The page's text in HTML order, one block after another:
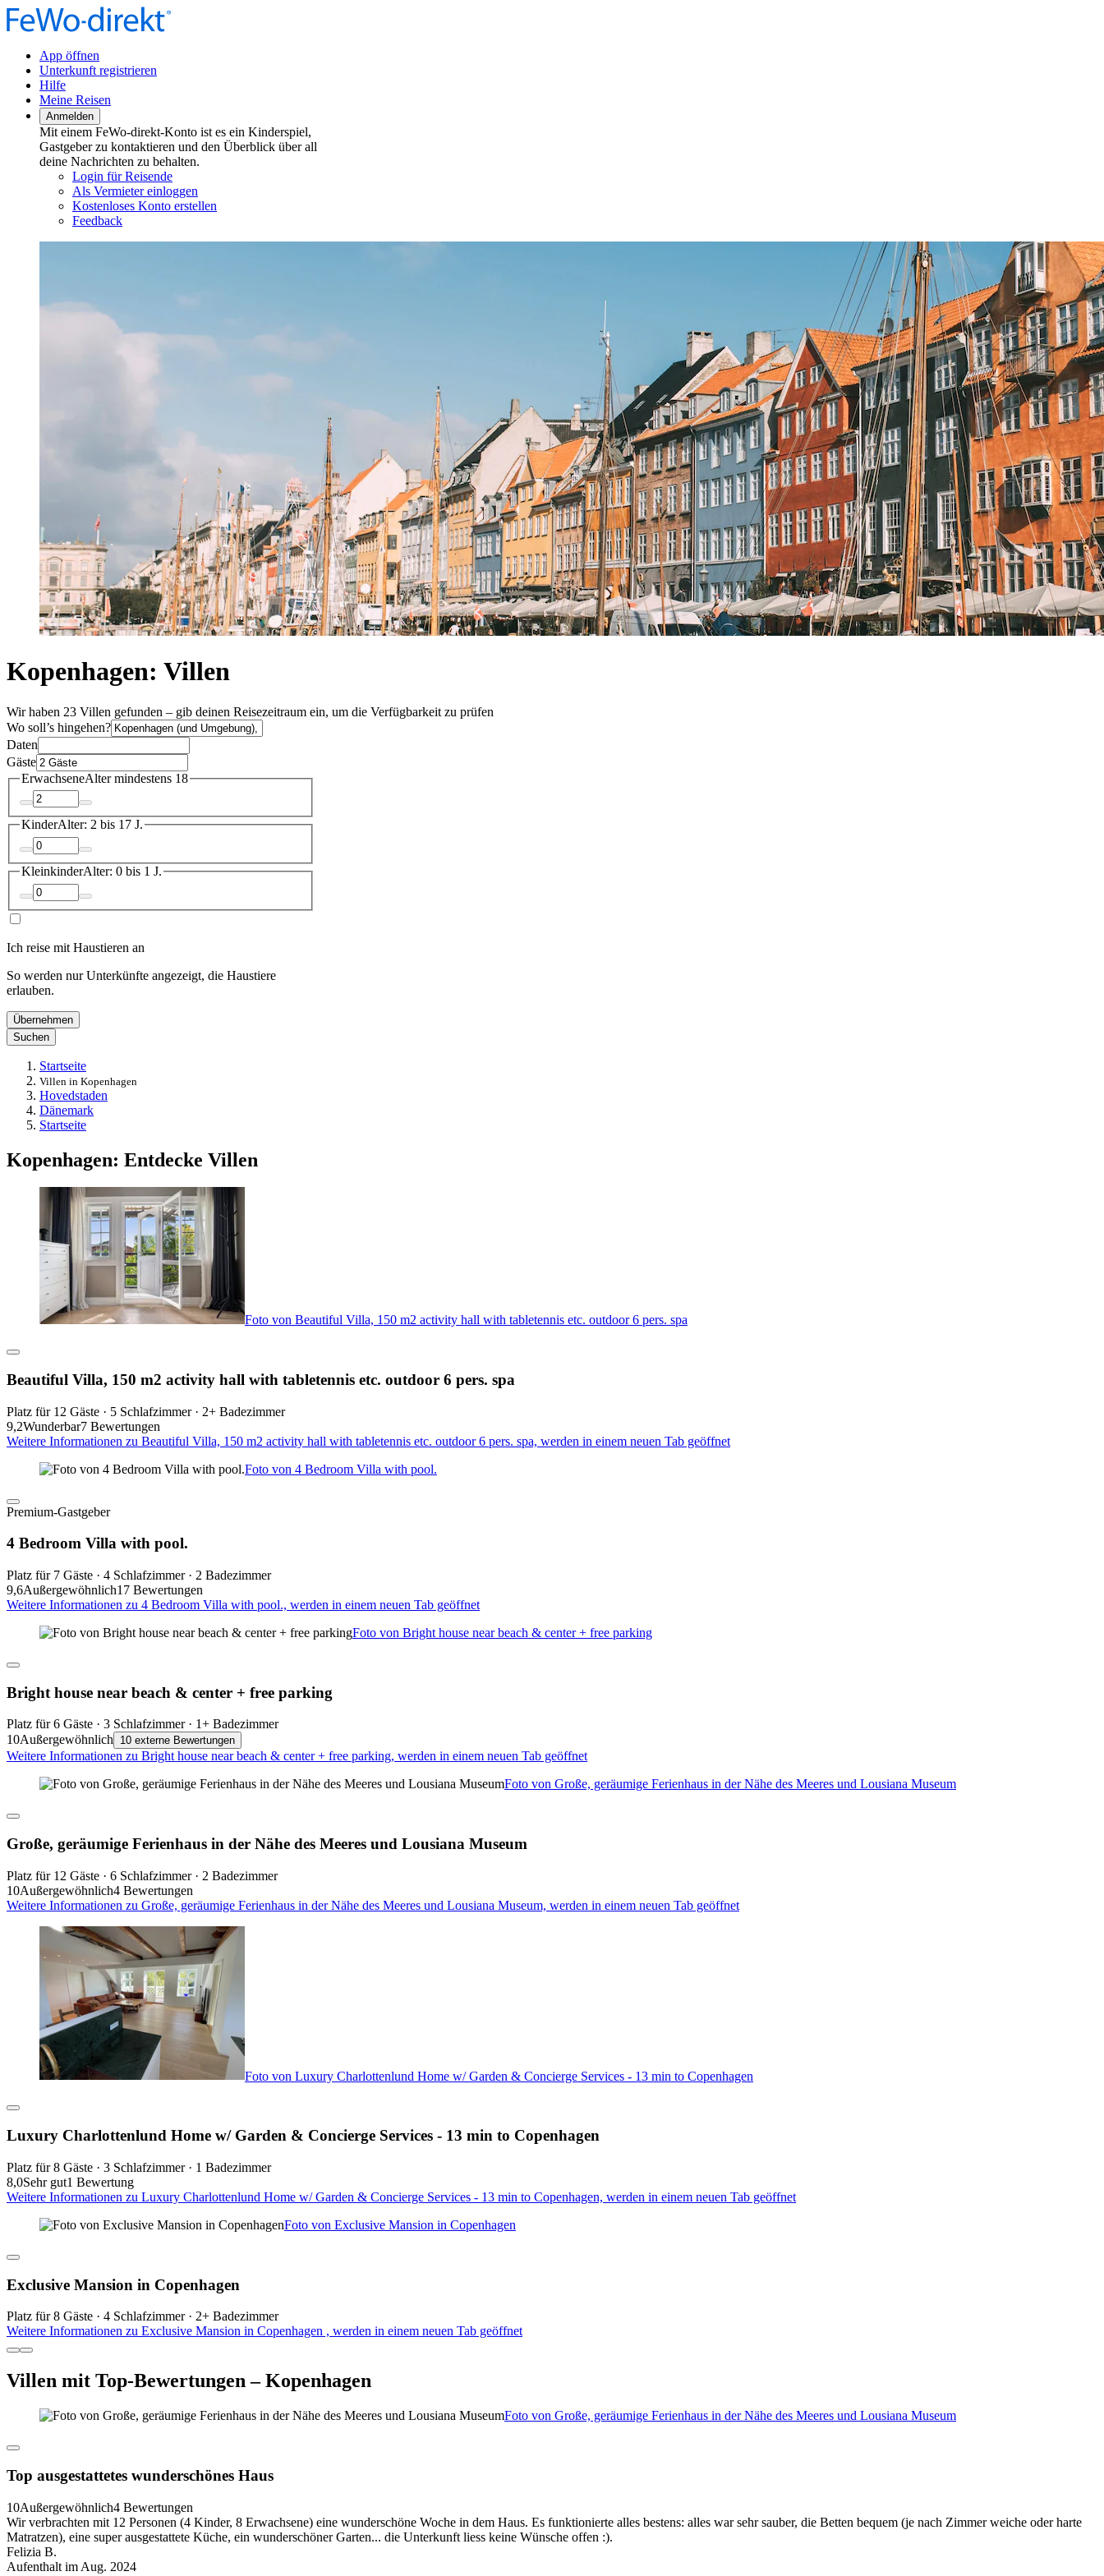
App öffnen
Unterkunft registrieren
Hilfe
Meine Reisen
Anmelden
Mit einem FeWo-direkt-Konto ist es ein Kinderspiel,
Gastgeber zu kontaktieren und den Überblick über all
deine Nachrichten zu behalten.
Login für Reisende
Als Vermieter einloggen
Kostenloses Konto erstellen
Feedback
Kopenhagen: Villen
Wir haben 23 Villen gefunden – gib deinen Reisezeitraum ein, um die Verfügbarkeit zu prüfen
Wo soll’s hingehen?
Daten
Gäste
ErwachseneAlter mindestens 18
KinderAlter: 2 bis 17 J.
KleinkinderAlter: 0 bis 1 J.
Ich reise mit Haustieren an
So werden nur Unterkünfte angezeigt, die Haustiere
erlauben.
Übernehmen
Suchen
Startseite
Villen in Kopenhagen
Hovedstaden
Dänemark
Startseite
Kopenhagen: Entdecke Villen
Foto von Beautiful Villa, 150 m2 activity hall with tabletennis etc. outdoor 6 pers. spa
Beautiful Villa, 150 m2 activity hall with tabletennis etc. outdoor 6 pers. spa
Platz für 12 Gäste · 5 Schlafzimmer · 2+ Badezimmer
9,2Wunderbar7 Bewertungen
Weitere Informationen zu Beautiful Villa, 150 m2 activity hall with tabletennis etc. outdoor 6 pers. spa, werden in einem neuen Tab geöffnet
Foto von 4 Bedroom Villa with pool.
Premium-Gastgeber
4 Bedroom Villa with pool.
Platz für 7 Gäste · 4 Schlafzimmer · 2 Badezimmer
9,6Außergewöhnlich17 Bewertungen
Weitere Informationen zu 4 Bedroom Villa with pool., werden in einem neuen Tab geöffnet
Foto von Bright house near beach & center + free parking
Bright house near beach & center + free parking
Platz für 6 Gäste · 3 Schlafzimmer · 1+ Badezimmer
10Außergewöhnlich 10 externe Bewertungen
Weitere Informationen zu Bright house near beach & center + free parking, werden in einem neuen Tab geöffnet
Foto von Große, geräumige Ferienhaus in der Nähe des Meeres und Lousiana Museum
Große, geräumige Ferienhaus in der Nähe des Meeres und Lousiana Museum
Platz für 12 Gäste · 6 Schlafzimmer · 2 Badezimmer
10Außergewöhnlich4 Bewertungen
Weitere Informationen zu Große, geräumige Ferienhaus in der Nähe des Meeres und Lousiana Museum, werden in einem neuen Tab geöffnet
Foto von Luxury Charlottenlund Home w/ Garden & Concierge Services - 13 min to Copenhagen
Luxury Charlottenlund Home w/ Garden & Concierge Services - 13 min to Copenhagen
Platz für 8 Gäste · 3 Schlafzimmer · 1 Badezimmer
8,0Sehr gut1 Bewertung
Weitere Informationen zu Luxury Charlottenlund Home w/ Garden & Concierge Services - 13 min to Copenhagen, werden in einem neuen Tab geöffnet
Foto von Exclusive Mansion in Copenhagen
Exclusive Mansion in Copenhagen
Platz für 8 Gäste · 4 Schlafzimmer · 2+ Badezimmer
Weitere Informationen zu Exclusive Mansion in Copenhagen , werden in einem neuen Tab geöffnet
Villen mit Top-Bewertungen – Kopenhagen
Foto von Große, geräumige Ferienhaus in der Nähe des Meeres und Lousiana Museum
Top ausgestattetes wunderschönes Haus
10Außergewöhnlich4 Bewertungen
Wir verbrachten mit 12 Personen (4 Kinder, 8 Erwachsene) eine wunderschöne Woche in dem Haus. Es funktionierte alles bestens: alles war sehr sauber, die Betten bequem (je nach Zimmer weiche oder harte
Matratzen), eine super ausgestattete Küche, ein wunderschöner Garten... die Unterkunft liess keine Wünsche offen :).
Felizia B.
Aufenthalt im Aug. 2024